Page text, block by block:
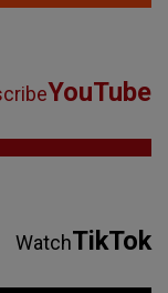
YouTube
WatchTikTok